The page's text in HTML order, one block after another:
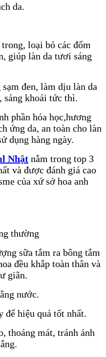
da.
loại bỏ các đốm
giúp làn da tươi sáng
đen, làm dịu làn da
sảng khoái tức thì.
phần hóa học,hương
ứng da, an toàn cho làn
dụng hàng ngày.
Nhật nằm trong top 3
và được đánh giá cao
của xứ sở hoa anh
thường
sữa tắm ra bông tắm
đều khắp toàn thân và
giãn.
nước.
để hiệu quả tốt nhất.
thoáng mát, tránh ánh